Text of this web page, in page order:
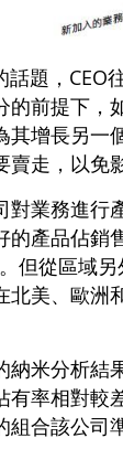
話題，CEO
的前提下，
其增長另一
走，以免
對業務進行
的產品佔銷
但從區域
北美、歐洲
納米分析結
有率相對較
組合該公司